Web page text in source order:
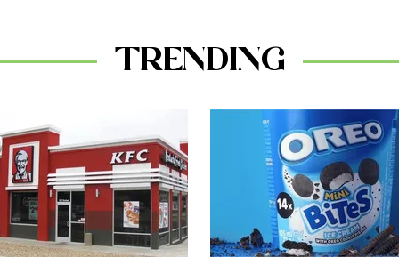
TRENDING